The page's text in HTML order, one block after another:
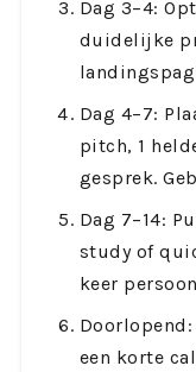
Dag 3–4:
duidelijke
Dag 4–7:
pitch, 1
gesprek.
Dag 7–14:
study of
keer
een korte